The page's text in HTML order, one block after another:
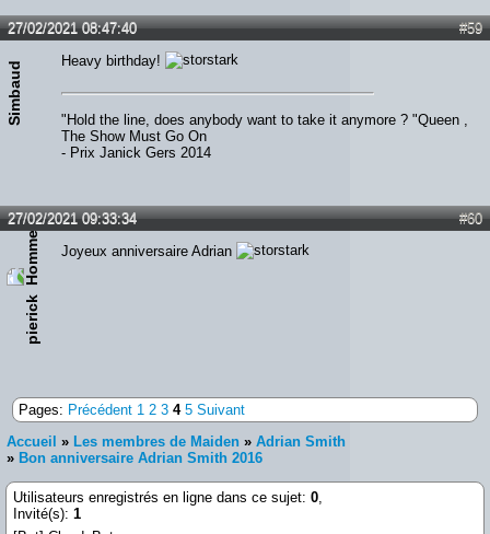
#59
27/02/2021 08:47:40
Simbaud Heavy birthday!
"Hold the line, does anybody want to take it anymore ? "Queen ,
The Show Must Go On
- Prix Janick Gers 2014
#60
27/02/2021 09:33:34
pierick
Joyeux anniversaire Adrian
Pages: Précédent 1 2 3 4 5 Suivant
Accueil » Les membres de Maiden » Adrian Smith
» Bon anniversaire Adrian Smith 2016
Utilisateurs enregistrés en ligne dans ce sujet: 0,
Invité(s): 1